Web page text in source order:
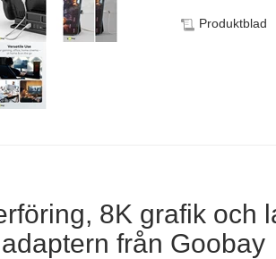
Produktblad
8K grafik och
från Goobay